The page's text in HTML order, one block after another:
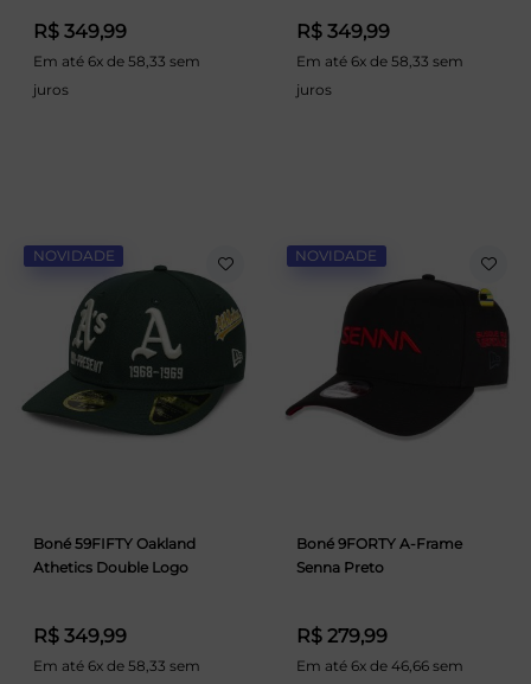
R$ 349,99
Em até 6x de 58,33 sem
juros
R$ 349,99
Em até 6x de 58,33 sem
juros
NOVIDADE
Boné 59FIFTY Oakland
Athetics Double Logo
R$ 349,99
Em até 6x de 58,33 sem
NOVIDADE
Boné 9FORTY A-Frame
Senna Preto
R$ 279,99
Em até 6x de 46,66 sem